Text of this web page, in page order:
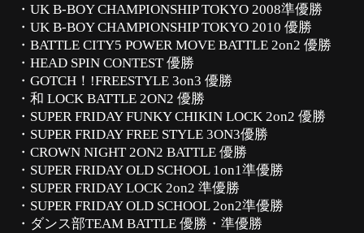
・UK B-BOY CHAMPIONSHIP TOKYO 2008準優勝
・UK B-BOY CHAMPIONSHIP TOKYO 2010 優勝
・BATTLE CITY5 POWER MOVE BATTLE 2on2 優勝
・HEAD SPIN CONTEST 優勝
・GOTCH！!FREESTYLE 3on3 優勝
・和 LOCK BATTLE 2ON2 優勝
・SUPER FRIDAY FUNKY CHIKIN LOCK 2on2 優勝
・SUPER FRIDAY FREE STYLE 3ON3優勝
・CROWN NIGHT 2ON2 BATTLE 優勝
・SUPER FRIDAY OLD SCHOOL 1on1準優勝
・SUPER FRIDAY LOCK 2on2 準優勝
・SUPER FRIDAY OLD SCHOOL 2on2準優勝
・ダンス部TEAM BATTLE 優勝・準優勝